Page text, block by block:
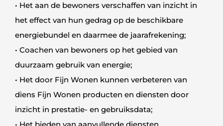
• Het aan de bewoners verschaffen van inzicht in
het effect van hun gedrag op de beschikbare
energiebundel en daarmee de jaarafrekening;
• Coachen van bewoners op het gebied van
duurzaam gebruik van energie;
• Het door Fijn Wonen kunnen verbeteren van
diens Fijn Wonen producten en diensten door
inzicht in prestatie- en gebruiksdata;